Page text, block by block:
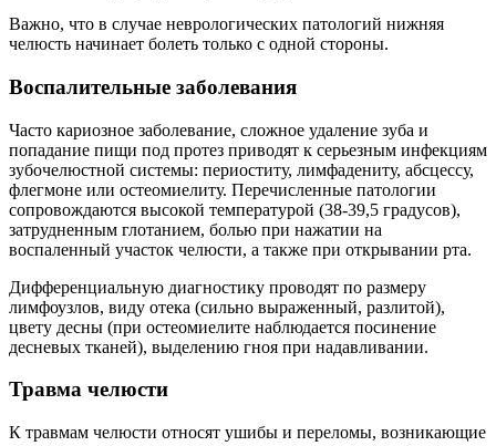
Важно, что в случае неврологических патологий нижняя
челюсть начинает болеть только с одной стороны.
Воспалительные заболевания
Часто кариозное заболевание, сложное удаление зуба и
попадание пищи под протез приводят к серьезным инфекциям
зубочелюстной системы: периоститу, лимфадениту, абсцессу,
флегмоне или остеомиелиту. Перечисленные патологии
сопровождаются высокой температурой (38-39,5 градусов),
затрудненным глотанием, болью при нажатии на
воспаленный участок челюсти, а также при открывании рта.
Дифференциальную диагностику проводят по размеру
лимфоузлов, виду отека (сильно выраженный, разлитой),
цвету десны (при остеомиелите наблюдается посинение
десневых тканей), выделению гноя при надавливании.
Травма челюсти
К травмам челюсти относят ушибы и переломы, возникающие